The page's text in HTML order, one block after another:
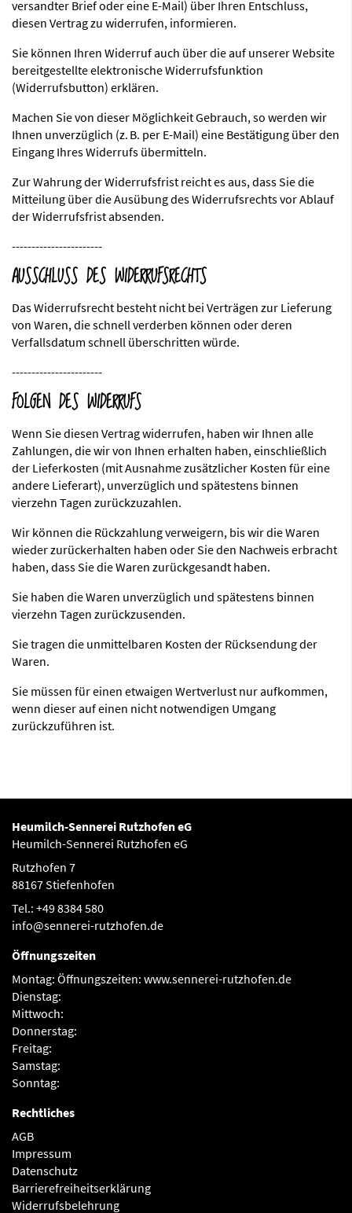
versandter Brief oder eine E-Mail) über Ihren Entschluss,
diesen Vertrag zu widerrufen, informieren.
Sie können Ihren Widerruf auch über die auf unserer Website
bereitgestellte elektronische Widerrufsfunktion
(Widerrufsbutton) erklären.
Machen Sie von dieser Möglichkeit Gebrauch, so werden wir
Ihnen unverzüglich (z. B. per E-Mail) eine Bestätigung über den
Eingang Ihres Widerrufs übermitteln.
Zur Wahrung der Widerrufsfrist reicht es aus, dass Sie die
Mitteilung über die Ausübung des Widerrufsrechts vor Ablauf
der Widerrufsfrist absenden.
-----------------------
AUSSCHLUSS DES WIDERRUFSRECHTS
Das Widerrufsrecht besteht nicht bei Verträgen zur Lieferung
von Waren, die schnell verderben können oder deren
Verfallsdatum schnell überschritten würde.
-----------------------
FOLGEN DES WIDERRUFS
Wenn Sie diesen Vertrag widerrufen, haben wir Ihnen alle
Zahlungen, die wir von Ihnen erhalten haben, einschließlich
der Lieferkosten (mit Ausnahme zusätzlicher Kosten für eine
andere Lieferart), unverzüglich und spätestens binnen
vierzehn Tagen zurückzuzahlen.
Wir können die Rückzahlung verweigern, bis wir die Waren
wieder zurückerhalten haben oder Sie den Nachweis erbracht
haben, dass Sie die Waren zurückgesandt haben.
Sie haben die Waren unverzüglich und spätestens binnen
vierzehn Tagen zurückzusenden.
Sie tragen die unmittelbaren Kosten der Rücksendung der
Waren.
Sie müssen für einen etwaigen Wertverlust nur aufkommen,
wenn dieser auf einen nicht notwendigen Umgang
zurückzuführen ist.
Heumilch-Sennerei Rutzhofen eG
Heumilch-Sennerei Rutzhofen eG
Rutzhofen 7
88167 Stiefenhofen
Tel.: +49 8384 580
info@sennerei-rutzhofen.de
Öffnungszeiten
Montag: Öffnungszeiten: www.sennerei-rutzhofen.de
Dienstag:
Mittwoch:
Donnerstag:
Freitag:
Samstag:
Sonntag:
Rechtliches
AGB
Impressum
Datenschutz
Barrierefreiheitserklärung
Widerrufsbelehrung